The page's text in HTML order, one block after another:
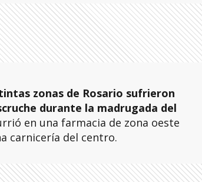
zonas de Rosario sufrieron
durante la madrugada del
en una farmacia de zona oeste
carnicería del centro.